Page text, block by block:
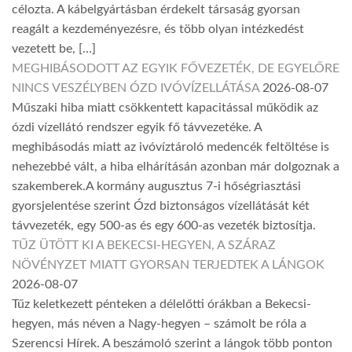
célozta. A kábelgyártásban érdekelt társaság gyorsan
reagált a kezdeményezésre, és több olyan intézkedést
vezetett be, […]
MEGHIBÁSODOTT AZ EGYIK FŐVEZETÉK, DE EGYELŐRE
NINCS VESZÉLYBEN ÓZD IVÓVÍZELLÁTÁSA 2026-08-07
Műszaki hiba miatt csökkentett kapacitással működik az
ózdi vízellátó rendszer egyik fő távvezetéke. A
meghibásodás miatt az ivóvíztároló medencék feltöltése is
nehezebbé vált, a hiba elhárításán azonban már dolgoznak a
szakemberek.A kormány augusztus 7-i hőségriasztási
gyorsjelentése szerint Ózd biztonságos vízellátását két
távvezeték, egy 500-as és egy 600-as vezeték biztosítja.
TŰZ ÜTÖTT KI A BEKECSI-HEGYEN, A SZÁRAZ
NÖVÉNYZET MIATT GYORSAN TERJEDTEK A LÁNGOK
2026-08-07
Tűz keletkezett pénteken a délelőtti órákban a Bekecsi-
hegyen, más néven a Nagy-hegyen – számolt be róla a
Szerencsi Hírek. A beszámoló szerint a lángok több ponton